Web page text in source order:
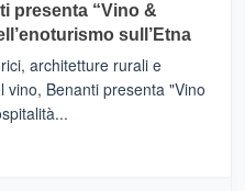
presenta “Vino &
sull’Etna
architetture rurali e
Benanti presenta "Vino